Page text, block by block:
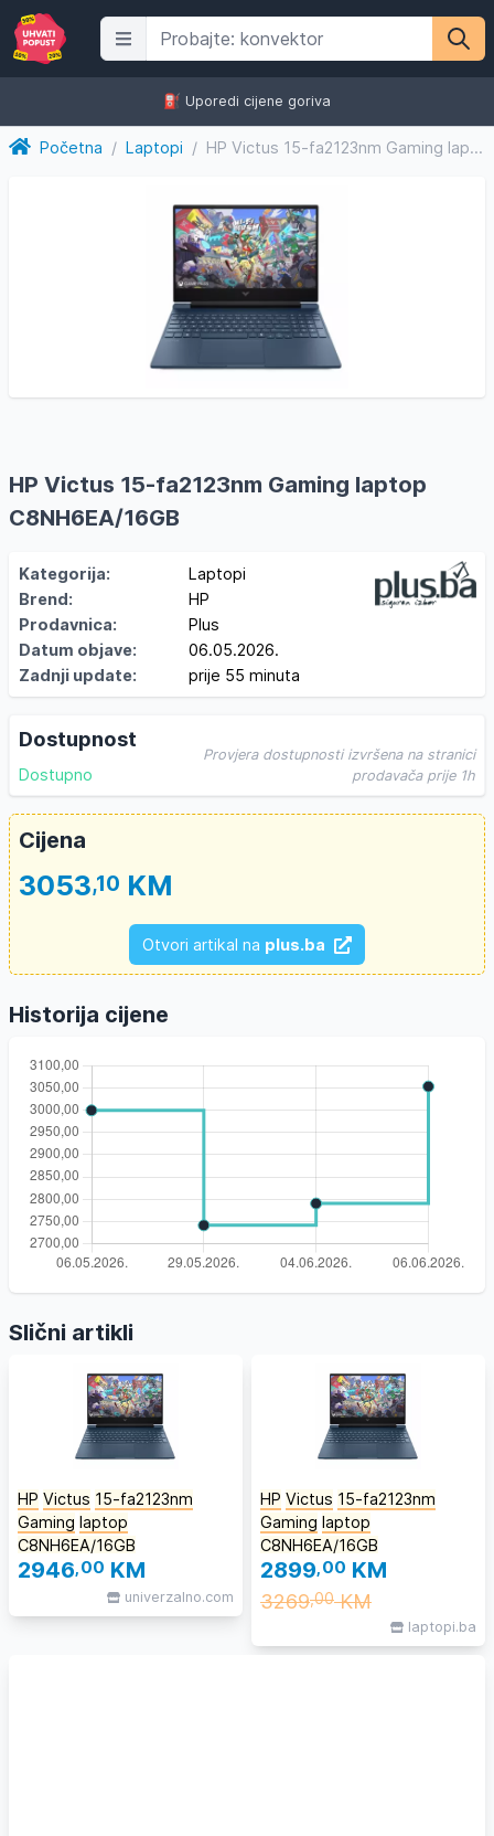
⛽️ Uporedi cijene goriva
Početna / Laptopi / HP Victus 15-fa2123nm Gaming laptop C8NH6EA/16GB
HP Victus 15-fa2123nm Gaming laptop
C8NH6EA/16GB
Kategorija:
Laptopi
Brend:
HP
Prodavnica:
Plus
Datum objave:
06.05.2026.
Zadnji update:
prije 55 minuta
Dostupnost
Dostupno
Provjera dostupnosti izvršena na stranici
prodavača prije 1h
Cijena
3053,10 KM
Otvori artikal na plus.ba
Historija cijene
Slični artikli
HP Victus 15-fa2123nm
Gaming laptop
C8NH6EA/16GB
2946,00 KM
univerzalno.com
HP Victus 15-fa2123nm
Gaming laptop
C8NH6EA/16GB
2899,00 KM
3269,00KM
laptopi.ba